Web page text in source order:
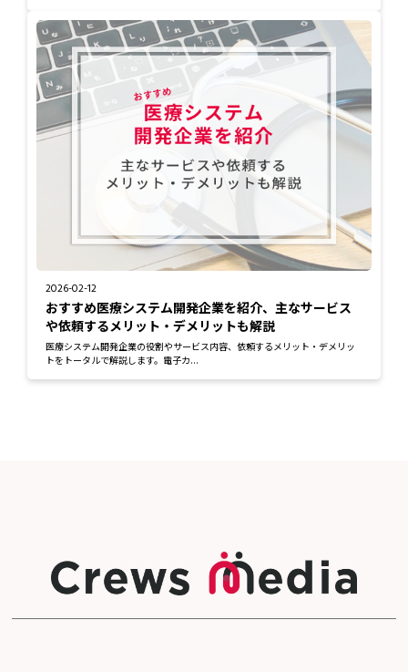
2026-02-12
おすすめ医療システム開発企業を紹介、主なサービス
や依頼するメリット・デメリットも解説
医療システム開発企業の役割やサービス内容、依頼するメリット・デメリッ
トをトータルで解説します。電子カ...